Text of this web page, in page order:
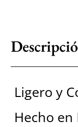
Ligero y
Hecho en